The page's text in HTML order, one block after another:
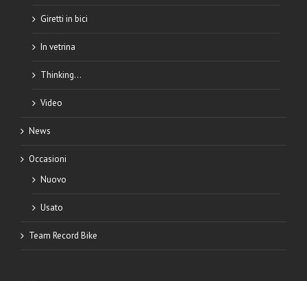
Giretti in bici
In vetrina
Thinking…
Video
News
Occasioni
Nuovo
Usato
Team Record Bike